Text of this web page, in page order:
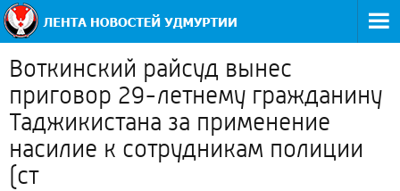
Воткинский райсуд вынес
приговор 29-летнему гражданину
Таджикистана за применение
насилие к сотрудникам полиции
(ст